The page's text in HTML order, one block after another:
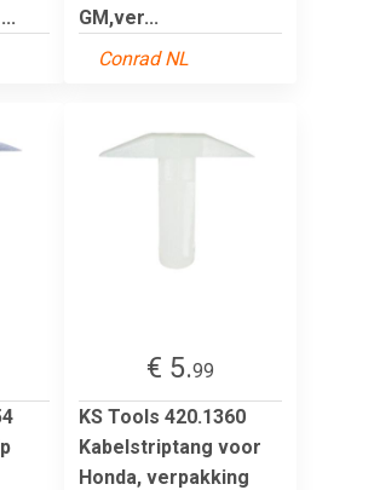
GM,ver...
Conrad NL
€ 5.99
KS Tools 420.1360
Kabelstriptang voor
Honda, verpakking